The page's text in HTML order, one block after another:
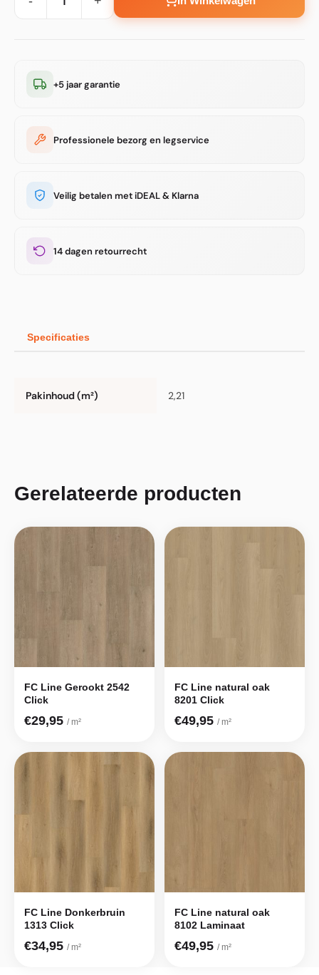
+5 jaar garantie
Professionele bezorg en legservice
Veilig betalen met iDEAL & Klarna
14 dagen retourrecht
Specificaties
Pakinhoud (m²) 2,21
Gerelateerde producten
FC Line Gerookt 2542
Click
€29,95 / m²
FC Line natural oak
8201 Click
€49,95 / m²
FC Line Donkerbruin
1313 Click
€34,95 / m²
FC Line natural oak
8102 Laminaat
€49,95 / m²